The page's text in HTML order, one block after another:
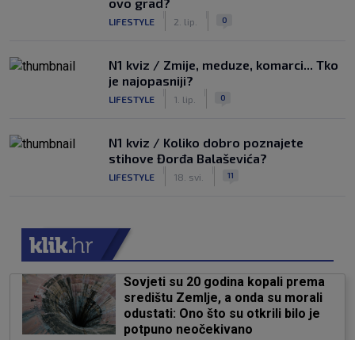
LIFESTYLE 2. lip. 0
N1 kviz / Zmije, meduze, komarci... Tko
je najopasniji?
LIFESTYLE 1. lip. 0
N1 kviz / Koliko dobro poznajete
stihove Đorđa Balaševića?
LIFESTYLE 18. svi. 11
Sovjeti su 20 godina kopali prema
središtu Zemlje, a onda su morali
odustati: Ono što su otkrili bilo je
potpuno neočekivano